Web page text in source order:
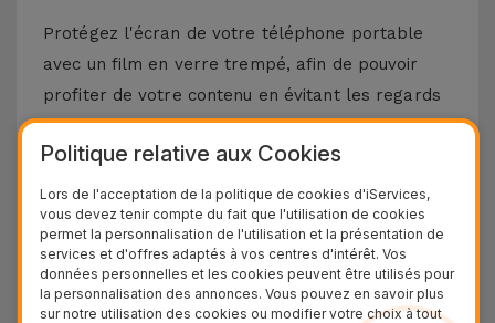
Protégez l'écran de votre téléphone portable
avec un film en verre trempé, afin de pouvoir
profiter de votre contenu en évitant les regards
indiscrets sur votre appareil. Le film assombrit
l'écran sous les angles de vision latéraux.
Chez iServices, vous trouverez des films de
confidentialité pour différents modèles, de
l'iPhone SEà l' iPhone 11, 12 ou 13, sans oublier
les plus récents comme l'iPhone 15et l'iPhone
16. En plus de la protection et de la
Politique relative aux Cookies
Lors de l'acceptation de la politique de cookies d'iServices,
vous devez tenir compte du fait que l'utilisation de cookies
permet la personnalisation de l'utilisation et la présentation de
services et d'offres adaptés à vos centres d'intérêt. Vos
données personnelles et les cookies peuvent être utilisés pour
la personnalisation des annonces. Vous pouvez en savoir plus
sur notre utilisation des cookies ou modifier votre choix à tout